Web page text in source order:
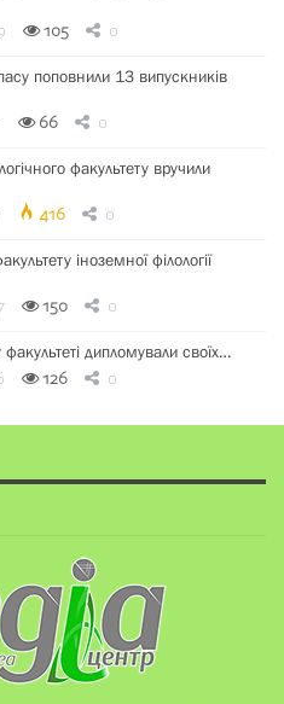
105 0
поповнили 13 випускників
66 0
факультету вручили
416 0
іноземної філології
150 0
дипломували своїх…
126 0